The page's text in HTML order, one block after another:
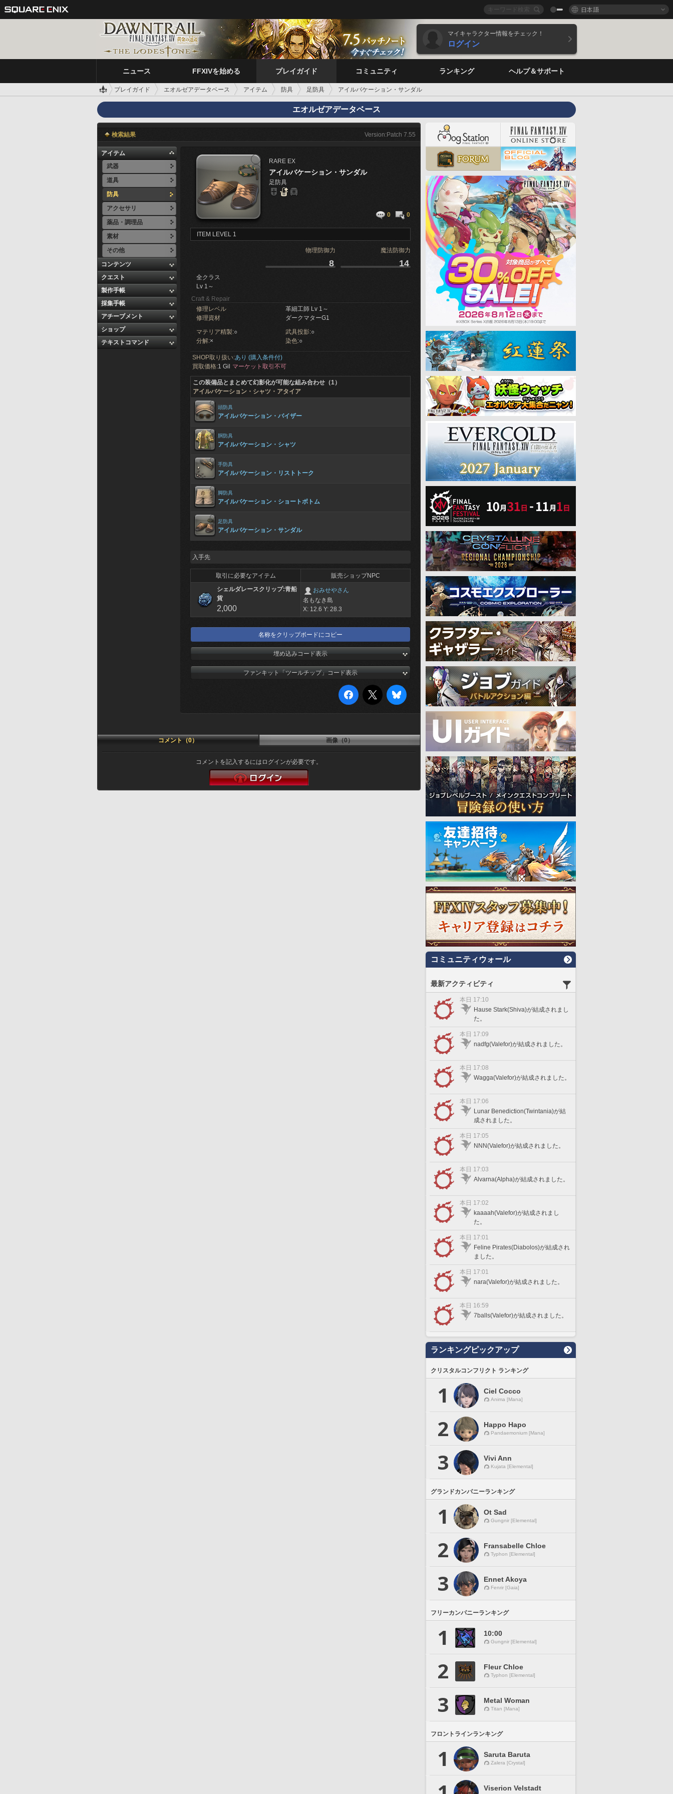
日本語
マイキャラクター情報をチェック！
ログイン
ニュース FFXIVを始める プレイガイド コミュニティ ランキング ヘルプ＆サポート
プレイガイド エオルゼアデータベース アイテム 防具 足防具 アイルバケーション・サンダル
エオルゼアデータベース
検索結果 Version:Patch 7.55
アイテム
武器
道具
防具
アクセサリ
薬品・調理品
素材
その他
コンテンツ
クエスト
製作手帳
採集手帳
アチーブメント
ショップ
テキストコマンド
RARE EX
アイルバケーション・サンダル
足防具
0 0
ITEM LEVEL 1
物理防御力 魔法防御力
8 14
全クラス
Lv 1～
Craft & Repair
修理レベル
革細工師 Lv 1～
修理資材
ダークマターG1
マテリア精製:○ 武具投影:○
分解:× 染色:○
SHOP取り扱い:あり (購入条件付)
買取価格:1 Gil マーケット取引不可
この装備品とまとめて幻影化が可能な組み合わせ（1）
アイルバケーション・シャツ・アタイア
頭防具
アイルバケーション・バイザー
胴防具
アイルバケーション・シャツ
手防具
アイルバケーション・リストトーク
脚防具
アイルバケーション・ショートボトム
足防具
アイルバケーション・サンダル
入手先
取引に必要なアイテム
販売ショップNPC
シェルダレースクリップ:青船
貨
2,000
おみせやさん
名もなき島
X: 12.6 Y: 28.3
名称をクリップボードにコピー
埋め込みコード表示
ファンキット「ツールチップ」コード表示
コメント（0） 画像（0）
コメントを記入するにはログインが必要です。
コミュニティウォール
最新アクティビティ
本日 17:10
Hause Stark(Shiva)が結成されまし
た。
本日 17:09
nadfg(Valefor)が結成されました。
本日 17:08
Wagga(Valefor)が結成されました。
本日 17:06
Lunar Benediction(Twintania)が結
成されました。
本日 17:05
NNN(Valefor)が結成されました。
本日 17:03
Alvarna(Alpha)が結成されました。
本日 17:02
kaaaah(Valefor)が結成されまし
た。
本日 17:01
Feline Pirates(Diabolos)が結成され
ました。
本日 17:01
nara(Valefor)が結成されました。
本日 16:59
7balls(Valefor)が結成されました。
ランキングピックアップ
クリスタルコンフリクト ランキング
1 Ciel Cocco
Anima [Mana]
2 Happo Hapo
Pandaemonium [Mana]
3 Vivi Ann
Kujata [Elemental]
グランドカンパニーランキング
1 Ot Sad
Gungnir [Elemental]
2 Fransabelle Chloe
Typhon [Elemental]
3 Ennet Akoya
Fenrir [Gaia]
フリーカンパニーランキング
1 10:00
Gungnir [Elemental]
2 Fleur Chloe
Typhon [Elemental]
3 Metal Woman
Titan [Mana]
フロントラインランキング
1 Saruta Baruta
Zalera [Crystal]
Viserion Velstadt